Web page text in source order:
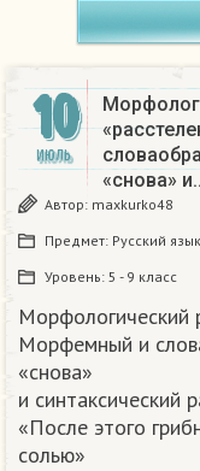
10
ИЮЛЬ
«снова»
Автор: maxkurko48
Предмет: Русский язык
Уровень: 5 - 9 класс
Морфологический
Морфемный и
«снова»
и синтаксический
«После этого
солью»​